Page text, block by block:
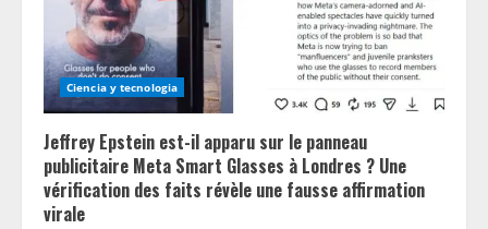
Ciencia y tecnologia
Jeffrey Epstein est-il apparu sur le panneau
publicitaire Meta Smart Glasses à Londres ? Une
vérification des faits révèle une fausse affirmation
virale